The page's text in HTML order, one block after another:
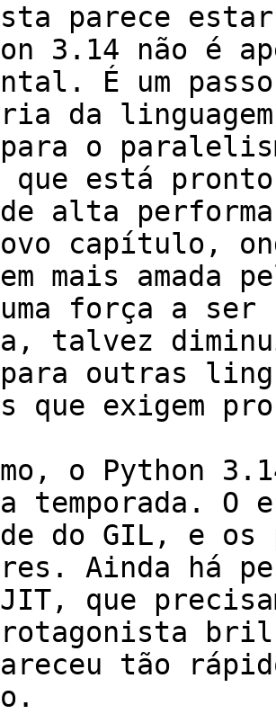
parece
3.14 não é
É um
da
o
que está
de alta
capítulo,
mais amada
uma força a ser
talvez
outras
que exigem
o Python
temporada.
do GIL, e os
Ainda há
JIT, que
tão